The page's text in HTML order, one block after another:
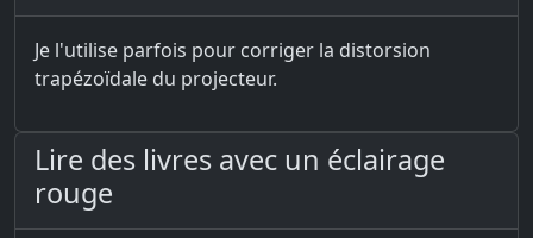
Je l'utilise parfois pour corriger la distorsion
trapézoïdale du projecteur.
Lire des livres avec un éclairage
rouge